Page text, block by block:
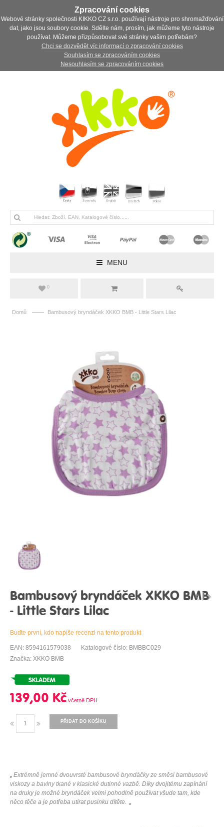
Zpracování cookies
Webové stránky společnosti KIKKO CZ s.r.o. používají nástroje pro shromažďování
dat, jako jsou soubory cookie. Sdělte nám, prosím, jak můžeme tyto nástroje
používat. Můžeme přizpůsobovat své stránky vašim potřebám?
Chci se dozvědět víc informací o zpracování cookies
Souhlasím se zpracováním cookies
Nesouhlasím se zpracováním cookies
MENU
0
Domů —— Bambusový bryndáček XKKO BMB - Little Stars Lilac
Bambusový bryndáček XKKO BMB
- Little Stars Lilac
Buďte první, kdo napíše recenzi na tento produkt
EAN: 8594161579038
Katalogové číslo: BMBBC029
Značka: XKKO BMB
139,00 Kč
PŘIDAT DO KOŠÍKU
„ Extrémně jemné dvouvrsté bambusové bryndáčky ze směsi bambusové
viskozy a bavlny tkané v klasické dutinné vazbě. Díky dvojitému zapínání
na druky je možné bryndáček velmi pohodlně používat všude tam, kde
něco těče a je potřeba utírat pusinku dítěte. „